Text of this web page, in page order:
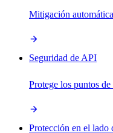
Mitigación
Seguridad de API
Protege los puntos
Protección en el lado